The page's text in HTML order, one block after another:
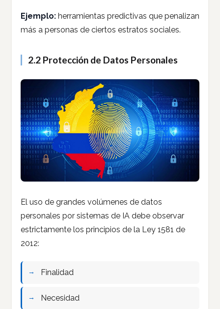
Ejemplo: herramientas predictivas que penalizan
más a personas de ciertos estratos sociales.
2.2 Protección de Datos Personales
El uso de grandes volúmenes de datos
personales por sistemas de IA debe observar
estrictamente los principios de la Ley 1581 de
2012:
Finalidad
Necesidad